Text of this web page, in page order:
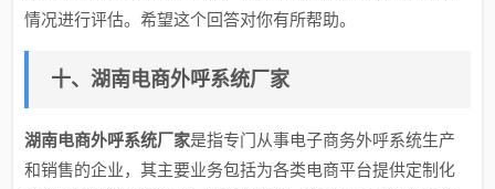
情况进行评估。希望这个回答对你有所帮助。
十、湖南电商外呼系统厂家
湖南电商外呼系统厂家是指专门从事电子商务外呼系统生产
和销售的企业，其主要业务包括为各类电商平台提供定制化